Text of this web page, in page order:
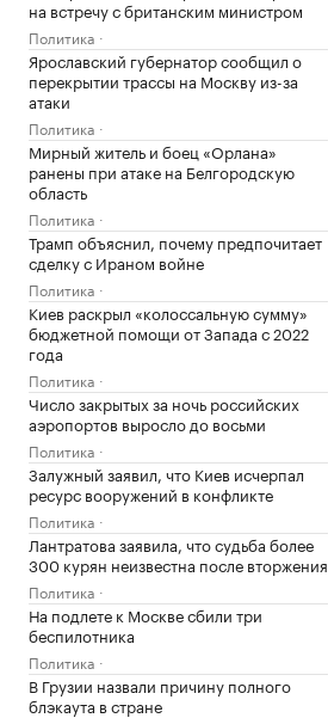
на встречу с британским министром
Политика
Ярославский губернатор сообщил о
перекрытии трассы на Москву из-за
атаки
Политика
Мирный житель и боец «Орлана»
ранены при атаке на Белгородскую
область
Политика
Трамп объяснил, почему предпочитает
сделку с Ираном войне
Политика
Киев раскрыл «колоссальную сумму»
бюджетной помощи от Запада с 2022
года
Политика
Число закрытых за ночь российских
аэропортов выросло до восьми
Политика
Залужный заявил, что Киев исчерпал
ресурс вооружений в конфликте
Политика
Лантратова заявила, что судьба более
300 курян неизвестна после вторжения
Политика
На подлете к Москве сбили три
беспилотника
Политика
В Грузии назвали причину полного
блэкаута в стране